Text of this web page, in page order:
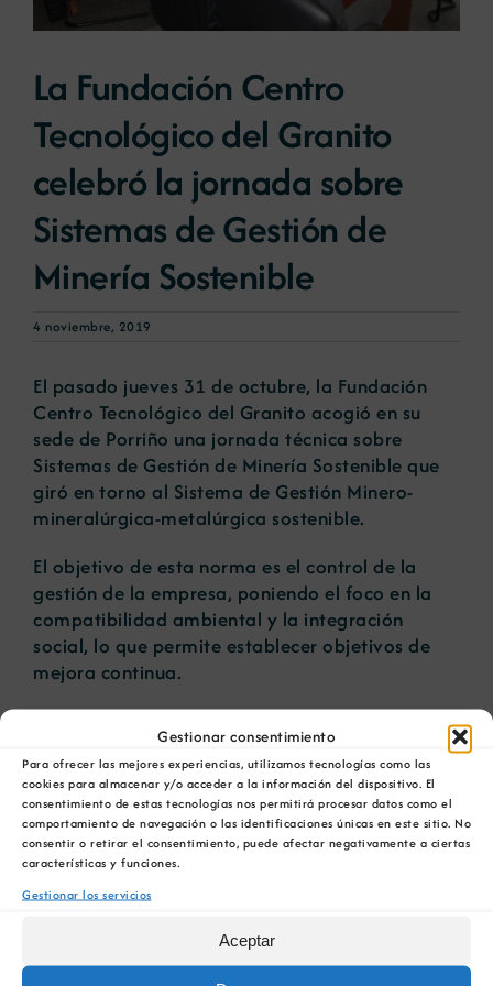
Gestionar consentimiento
Para ofrecer las mejores experiencias, utilizamos tecnologías como las
cookies para almacenar y/o acceder a la información del dispositivo. El
consentimiento de estas tecnologías nos permitirá procesar datos como el
comportamiento de navegación o las identificaciones únicas en este sitio. No
consentir o retirar el consentimiento, puede afectar negativamente a ciertas
características y funciones.
Gestionar los servicios
Aceptar
Portal de empleo
La Fundación Centro
Tecnológico del Granito
celebró la jornada sobre
Sistemas de Gestión de
Minería Sostenible
4 noviembre, 2019
El pasado jueves 31 de octubre, la Fundación
Centro Tecnológico del Granito acogió en su
sede de Porriño una jornada técnica sobre
Sistemas de Gestión de Minería Sostenible que
giró en torno al Sistema de Gestión Minero-
mineralúrgica-metalúrgica sostenible.
El objetivo de esta norma es el control de la
gestión de la empresa, poniendo el foco en la
compatibilidad ambiental y la integración
social, lo que permite establecer objetivos de
mejora continua.
coordinador del consejo directivo de la FCTGG,
José Ángel Lorenzo, una jornada en la que
también intervino como experto José María
Sánchez, doctor ingeniero en Minas. Ambos
explicaron a empresarios y profesionales del
sector en qué va a consistir la guía que van a
realizar para que las explotaciones de granito
puedan implantar la norma.
La Cámara Oficial Mineira de Galicia también